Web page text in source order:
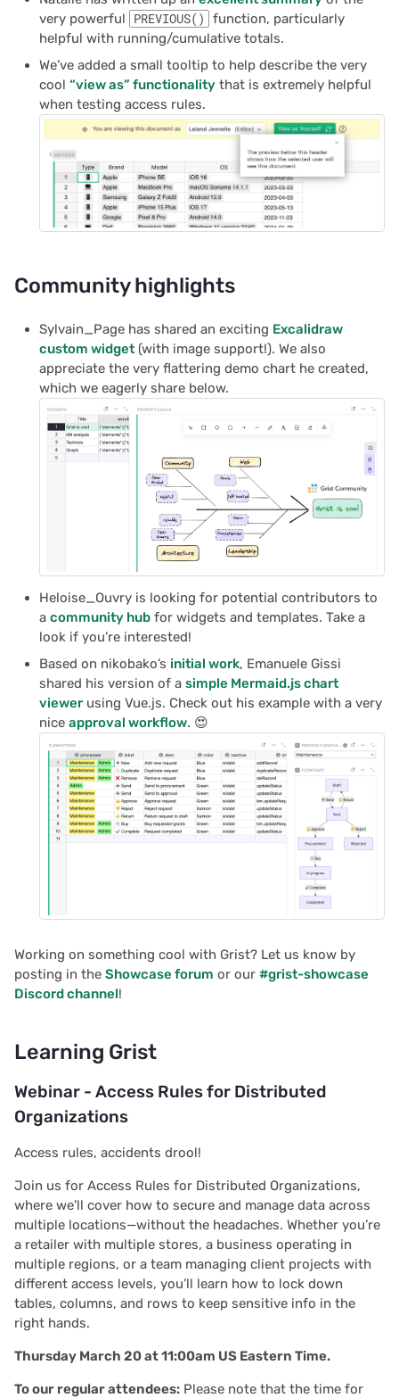
very powerful
PREVIOUS()
function, particularly
helpful with running/cumulative totals.
We’ve added a small tooltip to help describe the very
cool“view as” functionality that is extremely helpful
when testing access rules.
Community highlights
Sylvain_Page has shared an exciting Excalidraw
custom widget (with image support!). We also
appreciate the very flattering demo chart he created,
which we eagerly share below.
Heloise_Ouvry is looking for potential contributors to
acommunity hub for widgets and templates. Take a
look if you’re interested!
Based on nikobako’s initial work, Emanuele Gissi
shared his version of asimple Mermaid.js chart
viewer using Vue.js. Check out his example with a very
niceapproval workflow. 😍
Working on something cool with Grist? Let us know by
posting in the Showcase forum or our #grist-showcase
Discord channel!
Learning Grist
Webinar - Access Rules for Distributed
Organizations
Access rules, accidents drool!
Join us for Access Rules for Distributed Organizations,
where we’ll cover how to secure and manage data across
multiple locations—without the headaches. Whether you’re
a retailer with multiple stores, a business operating in
multiple regions, or a team managing client projects with
different access levels, you’ll learn how to lock down
tables, columns, and rows to keep sensitive info in the
right hands.
Thursday March 20 at 11:00am US Eastern Time.
To our regular attendees: Please note that the time for